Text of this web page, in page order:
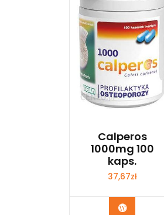
Calperos
1000mg 100
kaps.
37,67zł
Kup Teraz